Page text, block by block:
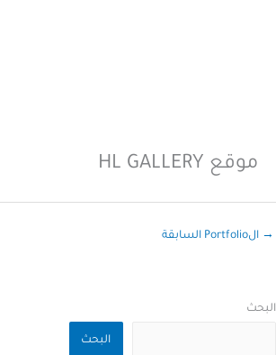
موقع HL GALLERY
→ الPortfolio السابقة
البحث
البحث